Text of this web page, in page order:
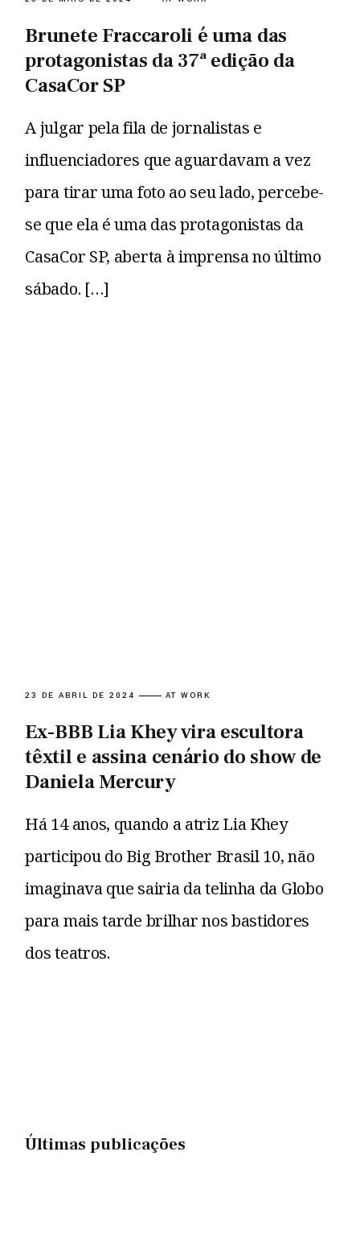
Brunete Fraccaroli é uma das
protagonistas da 37ª edição da
CasaCor SP
A julgar pela fila de jornalistas e
influenciadores que aguardavam a vez
para tirar uma foto ao seu lado, percebe-
se que ela é uma das protagonistas da
CasaCor SP, aberta à imprensa no último
sábado. […]
23 DE ABRIL DE 2024 AT WORK
Ex-BBB Lia Khey vira escultora
têxtil e assina cenário do show de
Daniela Mercury
Há 14 anos, quando a atriz Lia Khey
participou do Big Brother Brasil 10, não
imaginava que sairia da telinha da Globo
para mais tarde brilhar nos bastidores
dos teatros.
Últimas publicações